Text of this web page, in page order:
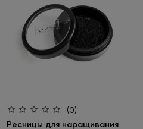
(0)
Ресницы для наращивания